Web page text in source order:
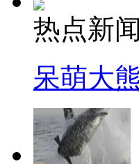
热点新闻
呆萌大